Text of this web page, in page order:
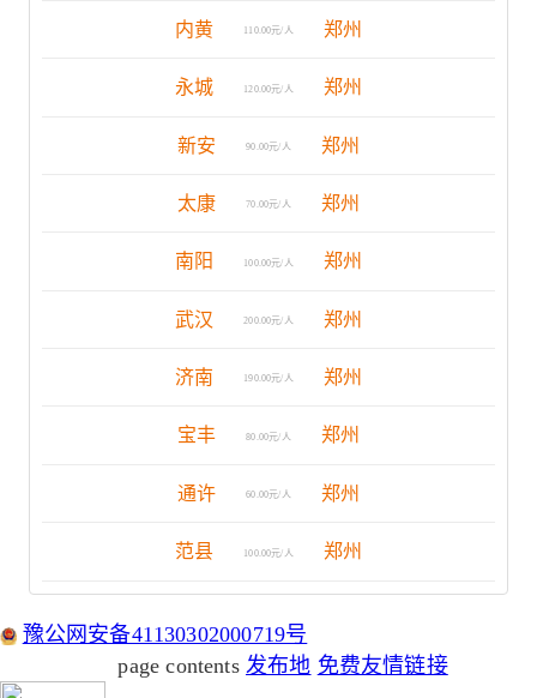
内黄 110.00元/人 郑州
永城 120.00元/人 郑州
新安 90.00元/人 郑州
太康 70.00元/人 郑州
南阳 100.00元/人 郑州
武汉 200.00元/人 郑州
济南 190.00元/人 郑州
宝丰 80.00元/人 郑州
通许 60.00元/人 郑州
范县 100.00元/人 郑州
豫公网安备41130302000719号
page contents 发布地 免费友情链接